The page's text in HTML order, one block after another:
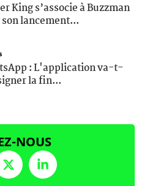
King s’associe à Buzzman
lancement...
: L'application va-t-
la fin...
NOUS